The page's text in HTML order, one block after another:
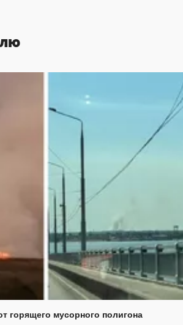
горящего мусорного полигона